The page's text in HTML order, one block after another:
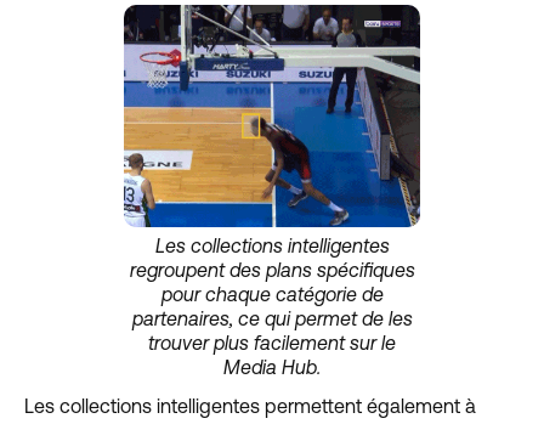
Les collections intelligentes
regroupent des plans spécifiques
pour chaque catégorie de
partenaires, ce qui permet de les
trouver plus facilement sur le
Media Hub.
Les collections intelligentes permettent également à